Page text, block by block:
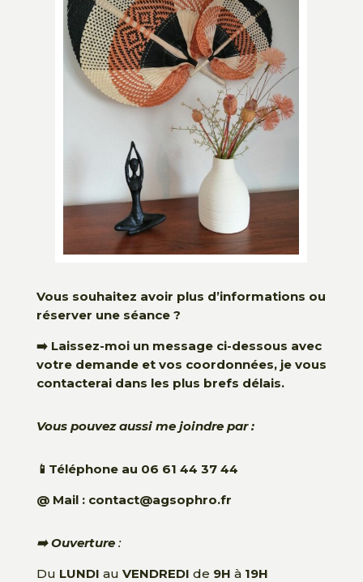
Vous souhaitez avoir plus d’informations ou
réserver une séance ?
➡️ Laissez-moi un message ci-dessous avec
votre demande et vos coordonnées, je vous
contacterai dans les plus brefs délais.
Vous pouvez aussi me joindre par :
📱Téléphone au 06 61 44 37 44
@ Mail : contact@agsophro.fr
➡️ Ouverture:
Du LUNDI au VENDREDI de 9H à 19H